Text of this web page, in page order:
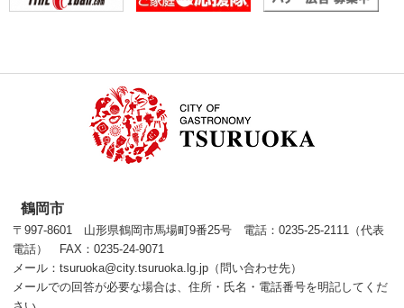
鶴岡市
〒997-8601 山形県鶴岡市馬場町9番25号 電話：0235-25-2111（代表
電話） FAX：0235-24-9071
メール：tsuruoka@city.tsuruoka.lg.jp（問い合わせ先）
メールでの回答が必要な場合は、住所・氏名・電話番号を明記してくだ